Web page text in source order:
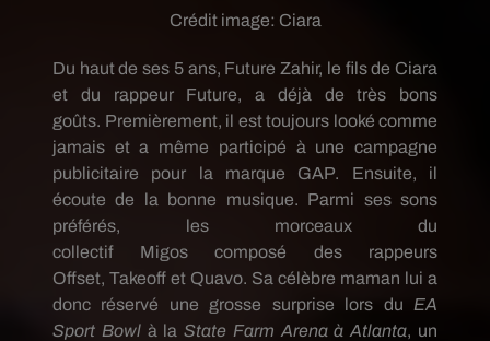
Crédit image: Ciara
Du haut de ses 5 ans, Future Zahir, le fils de Ciara
et du rappeur Future, a déjà de très bons
goûts. Premièrement, il est toujours looké comme
jamais et a même participé à une campagne
publicitaire pour la marque GAP.
Ensuite, il
écoute de la bonne musique. Parmi ses sons
préférés, les morceaux du
collectif
Migos
composé des rappeurs
Offset, Takeoff et Quavo. Sa célèbre maman lui a
donc réservé une grosse surprise lors du EA
Sport Bowl à la State Farm Arena à Atlanta, un